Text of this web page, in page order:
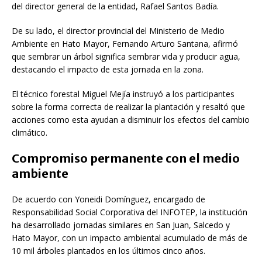
del director general de la entidad, Rafael Santos Badía.
De su lado, el director provincial del Ministerio de Medio
Ambiente en Hato Mayor, Fernando Arturo Santana, afirmó
que sembrar un árbol significa sembrar vida y producir agua,
destacando el impacto de esta jornada en la zona.
El técnico forestal Miguel Mejía instruyó a los participantes
sobre la forma correcta de realizar la plantación y resaltó que
acciones como esta ayudan a disminuir los efectos del cambio
climático.
Compromiso permanente con el medio
ambiente
De acuerdo con Yoneidi Domínguez, encargado de
Responsabilidad Social Corporativa del INFOTEP, la institución
ha desarrollado jornadas similares en San Juan, Salcedo y
Hato Mayor, con un impacto ambiental acumulado de más de
10 mil árboles plantados en los últimos cinco años.